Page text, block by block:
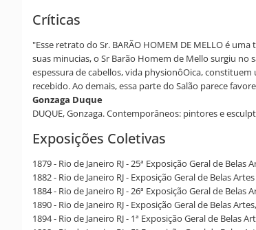
Críticas
"Esse retrato do Sr. BARÃO HOMEM DE MELLO é
suas minucias, o Sr Barão Homem de Mello surgiu
espessura de cabellos, vida physionôOica,
recebido. Ao demais, essa parte do Salão parece
Gonzaga Duque
DUQUE, Gonzaga. Contemporâneos: pintores e
Exposições Coletivas
1879 - Rio de Janeiro RJ - 25ª Exposição Geral de Belas
1882 - Rio de Janeiro RJ - Exposição Geral de Belas
1884 - Rio de Janeiro RJ - 26ª Exposição Geral de
1890 - Rio de Janeiro RJ - Exposição Geral de Belas
1894 - Rio de Janeiro RJ - 1ª Exposição Geral de Belas